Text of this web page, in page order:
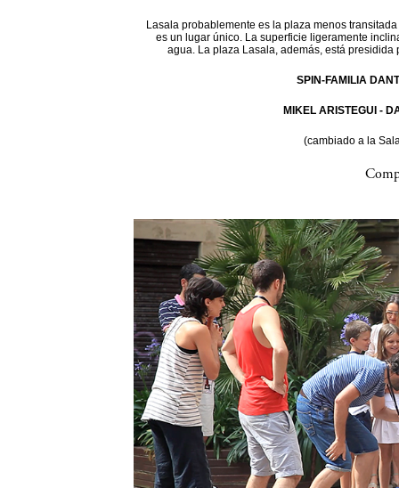
Lasala probablemente es la plaza menos
es un lugar único. La superficie ligeramente
agua. La plaza Lasala, además, está
SPIN-FAMILIA
MIKEL ARISTEGUI -
(cambiado a la